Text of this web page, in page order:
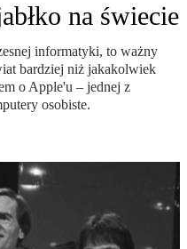
na świecie
informatyki, to ważny
bardziej niż jakakolwiek
o Apple'u – jednej z
osobiste.